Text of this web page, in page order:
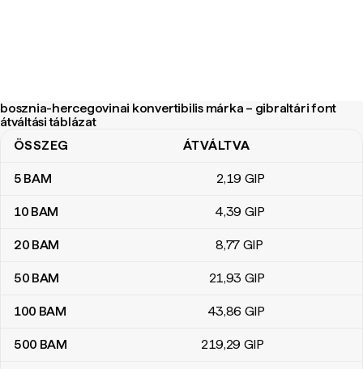
bosznia-hercegovinai konvertibilis márka – gibraltári font
átváltási táblázat
bosznia-hercegovinai konvertibilis márka – gibraltári font
ÖSSZEG ÁTVÁLTVA
5 BAM 2,19 GIP
10 BAM 4,39 GIP
20 BAM 8,77 GIP
50 BAM 21,93 GIP
100 BAM 43,86 GIP
500 BAM 219,29 GIP